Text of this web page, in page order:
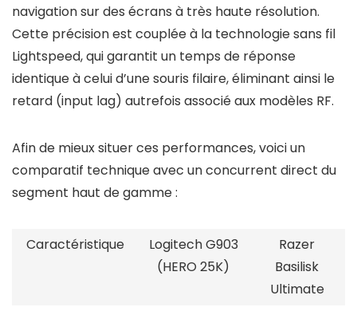
navigation sur des écrans à très haute résolution.
Cette précision est couplée à la technologie sans fil
Lightspeed, qui garantit un temps de réponse
identique à celui d’une souris filaire, éliminant ainsi le
retard (input lag) autrefois associé aux modèles RF.
Afin de mieux situer ces performances, voici un
comparatif technique avec un concurrent direct du
segment haut de gamme :
Caractéristique
Logitech G903
(HERO 25K)
Razer
Basilisk
Ultimate